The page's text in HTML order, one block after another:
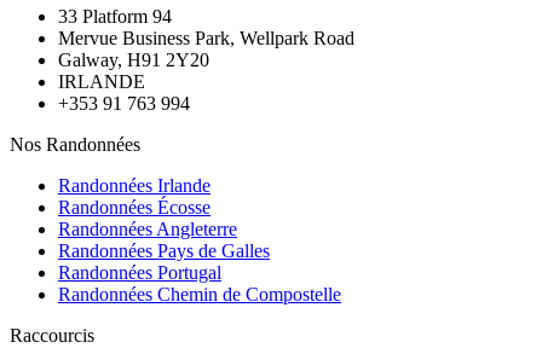
33 Platform 94
Mervue Business Park, Wellpark Road
Galway, H91 2Y20
IRLANDE
+353 91 763 994
Nos Randonnées
Randonnées Irlande
Randonnées Écosse
Randonnées Angleterre
Randonnées Pays de Galles
Randonnées Portugal
Randonnées Chemin de Compostelle
Raccourcis